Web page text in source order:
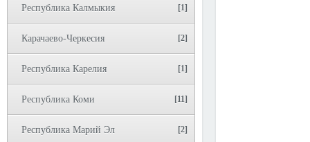
Республика Калмыкия [1]
Карачаево-Черкесия [2]
Республика Карелия [1]
Республика Коми [11]
Республика Марий Эл [2]